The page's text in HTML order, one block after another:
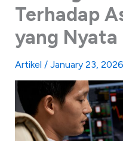
Terhadap
yang Nyata
Artikel / January 23, 2026